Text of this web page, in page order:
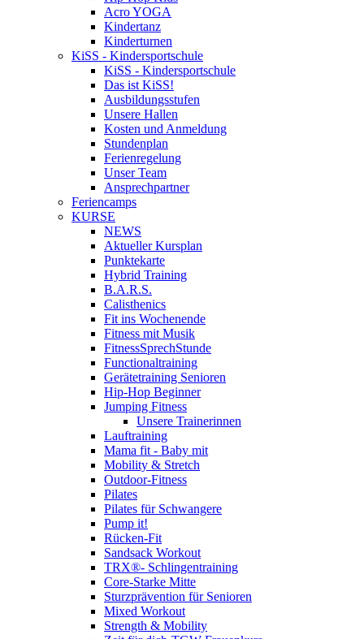
Acro YOGA
Kindertanz
Kinderturnen
KiSS - Kindersportschule
KiSS - Kindersportschule
Das ist KiSS!
Ausbildungsstufen
Unsere Hallen
Kosten und Anmeldung
Stundenplan
Ferienregelung
Unser Team
Ansprechpartner
Feriencamps
KURSE
NEWS
Aktueller Kursplan
Punktekarte
Hybrid Training
B.A.R.S.
Calisthenics
Fit ins Wochenende
Fitness mit Musik
FitnessSprechStunde
Functionaltraining
Gerätetraining Senioren
Hip-Hop Beginner
Jumping Fitness
Unsere Trainerinnen
Lauftraining
Mama fit - Baby mit
Mobility & Stretch
Outdoor-Fitness
Pilates
Pilates für Schwangere
Pump it!
Rücken-Fit
Sandsack Workout
TRX®- Schlingentraining
Core-Starke Mitte
Sturzprävention für Senioren
Mixed Workout
Strength & Mobility